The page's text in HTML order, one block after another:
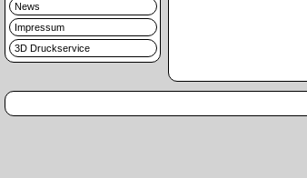
News
Impressum
3D Druckservice